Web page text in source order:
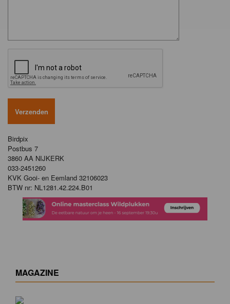
Birdpix
Postbus 7
3860 AA NIJKERK
033-2451260
KVK Gooi- en Eemland 32106023
BTW nr: NL1281.42.224.B01
MAGAZINE